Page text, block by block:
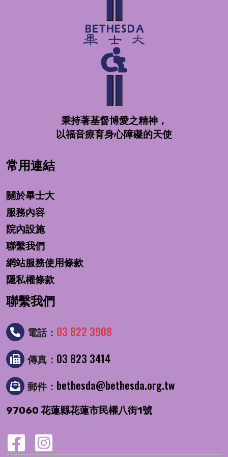
秉持著基督博愛之精神，
以福音療育身心障礙的天使
常用連結
關於畢士大
服務內容
院內設施
聯繫我們
網站服務使用條款
隱私權條款
聯繫我們
電話： 03 822 3908
傳真： 03 823 3414
郵件： bethesda@bethesda.org.tw
97060 花蓮縣花蓮市民權八街1號